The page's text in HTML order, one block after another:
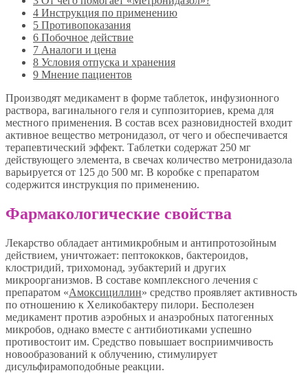
4 Инструкция по применению
5 Противопоказания
6 Побочное действие
7 Аналоги и цена
8 Условия отпуска и хранения
9 Мнение пациентов
Производят медикамент в форме таблеток, инфузионного
раствора, вагинального геля и суппозиториев, крема для
местного применения. В состав всех разновидностей входит
активное вещество метронидазол, от чего и обеспечивается
терапевтический эффект. Таблетки содержат 250 мг
действующего элемента, в свечах количество метронидазола
варьируется от 125 до 500 мг. В коробке с препаратом
содержится инструкция по применению.
Фармакологические свойства
Лекарство обладает антимикробным и антипротозойным
действием, уничтожает: пептококков, бактероидов,
клостридий, трихомонад, эубактерий и других
микроорганизмов. В составе комплексного лечения с
препаратом «Амоксициллин» средство проявляет активность
по отношению к Хеликобактеру пилори. Бесполезен
медикамент против аэробных и анаэробных патогенных
микробов, однако вместе с антибиотиками успешно
противостоит им. Средство повышает восприимчивость
новообразований к облучению, стимулирует
дисульфирамоподобные реакции.